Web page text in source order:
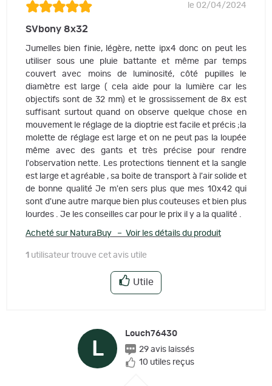
le 02/04/2024
SVbony 8x32
Jumelles bien finie, légère, nette ipx4 donc on peut les
utiliser sous une pluie battante et même par temps
couvert avec moins de luminosité, côté pupilles le
diamètre est large ( cela aide pour la lumière car les
objectifs sont de 32 mm) et le grossissement de 8x est
suffisant surtout quand on observe quelque chose en
mouvement le réglage de la dioptrie est facile et précis ;la
molette de réglage est large et on ne peut pas la loupée
même avec des gants et très précise pour rendre
l'observation nette. Les protections tiennent et la sangle
est large et agréable , sa boite de transport à l'air solide et
de bonne qualité Je m'en sers plus que mes 10x42 qui
sont d'une autre marque bien plus couteuses et bien plus
lourdes . Je les conseilles car pour le prix il y a la qualité .
Acheté sur NaturaBuy – Voir les détails du produit
1 utilisateur trouve cet avis utile
Utile
L
Louch76430
29 avis laissés
10 utiles reçus